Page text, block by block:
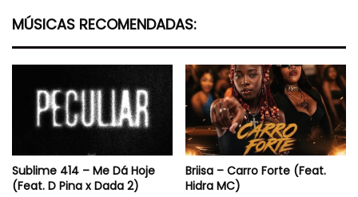
MÚSICAS RECOMENDADAS:
Sublime 414 – Me Dá Hoje
(Feat. D Pina x Dada 2)
Briisa – Carro Forte (Feat.
Hidra MC)